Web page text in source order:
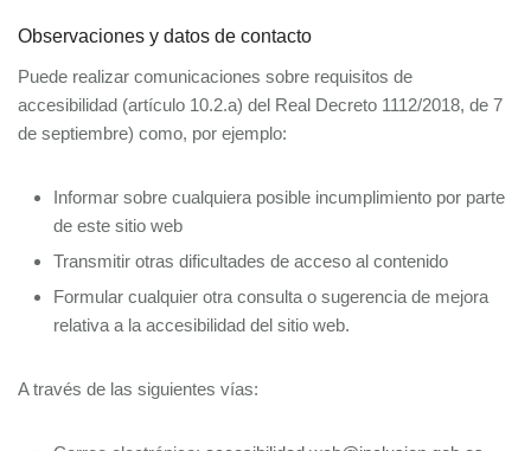
Observaciones y datos de contacto
Puede realizar comunicaciones sobre requisitos de
accesibilidad (artículo 10.2.a) del Real Decreto 1112/2018, de 7
de septiembre) como, por ejemplo:
Informar sobre cualquiera posible incumplimiento por parte
de este sitio web
Transmitir otras dificultades de acceso al contenido
Formular cualquier otra consulta o sugerencia de mejora
relativa a la accesibilidad del sitio web.
A través de las siguientes vías: